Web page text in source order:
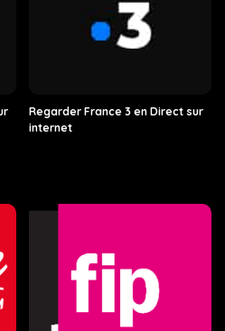
Regarder France 3 en Direct sur
internet